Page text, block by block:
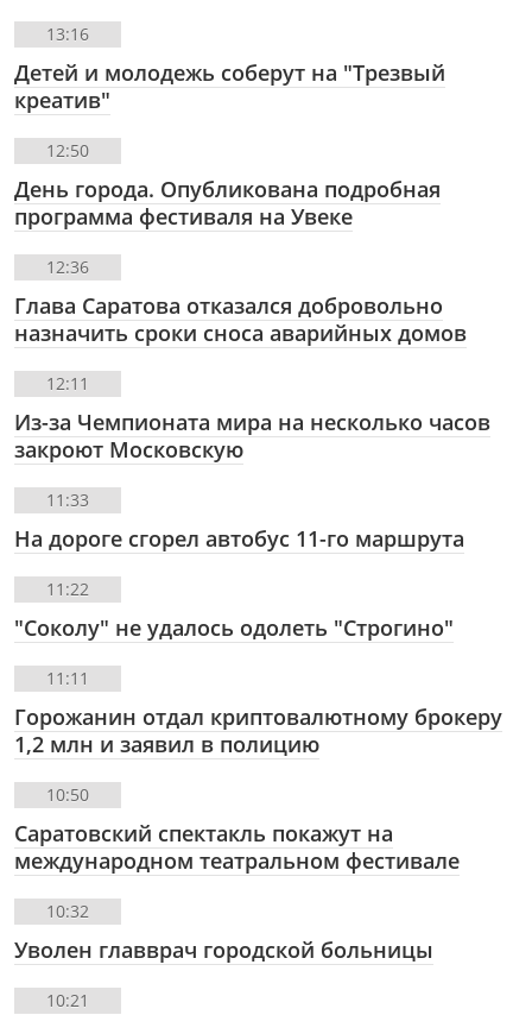
13:16
Детей и молодежь соберут на "Трезвый
креатив"
12:50
День города. Опубликована подробная
программа фестиваля на Увеке
12:36
Глава Саратова отказался добровольно
назначить сроки сноса аварийных домов
12:11
Из-за Чемпионата мира на несколько часов
закроют Московскую
11:33
На дороге сгорел автобус 11-го маршрута
11:22
"Соколу" не удалось одолеть "Строгино"
11:11
Горожанин отдал криптовалютному брокеру
1,2 млн и заявил в полицию
10:50
Саратовский спектакль покажут на
международном театральном фестивале
10:32
Уволен главврач городской больницы
10:21